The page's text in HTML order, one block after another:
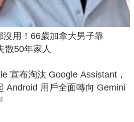
用！66歲加拿大男子靠
散50年家人
宣布淘汰 Google Assistant，
Android 用戶全面轉向 Gemini